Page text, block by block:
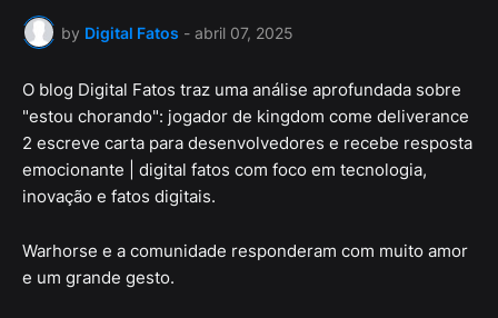
by Digital Fatos - abril 07, 2025
O blog Digital Fatos traz uma análise aprofundada sobre
"estou chorando": jogador de kingdom come deliverance
2 escreve carta para desenvolvedores e recebe resposta
emocionante | digital fatos com foco em tecnologia,
inovação e fatos digitais.
Warhorse e a comunidade responderam com muito amor
e um grande gesto.